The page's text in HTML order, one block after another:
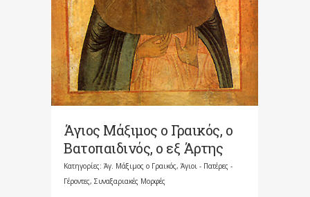
Άγιος Μάξιμος ο Γραικός, ο
Βατοπαιδινός, ο εξ Άρτης
Κατηγορίες: Άγ. Μάξιμος ο Γραικός, Άγιοι - Πατέρες -
Γέροντες, Συναξαριακές Μορφές